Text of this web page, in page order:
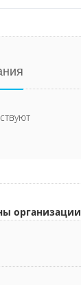
организации